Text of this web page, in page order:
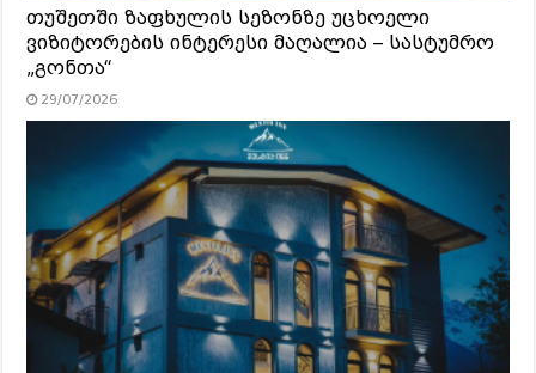
თუშეთში ზაფხულის სეზონზე უცხოელი
ვიზიტორების ინტერესი მაღალია – სასტუმრო
„გონთა“
29/07/2026